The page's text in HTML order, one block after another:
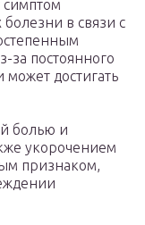
болезни в связи с
за постоянного
достигать
болью и
укорочением
признаком,